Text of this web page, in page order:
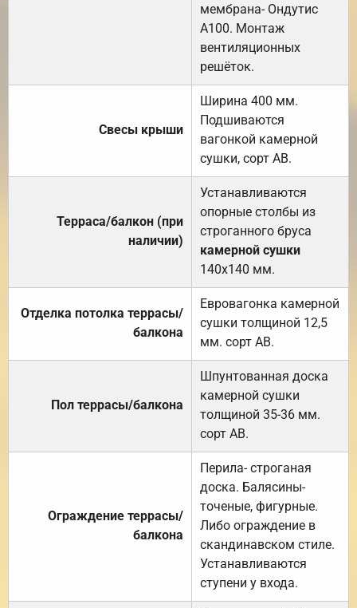
мембрана- Ондутис
А100. Монтаж
вентиляционных
решёток.
Свесы крыши
Ширина 400 мм.
Подшиваются
вагонкой камерной
сушки, сорт АВ.
Терраса/балкон (при
наличии)
Устанавливаются
опорные столбы из
строганного бруса
камерной сушки
140х140 мм.
Отделка потолка террасы/
балкона
Евровагонка камерной
сушки толщиной 12,5
мм. сорт АВ.
Пол террасы/балкона
Шпунтованная доска
камерной сушки
толщиной 35-36 мм.
сорт АВ.
Ограждение террасы/
балкона
Перила- строганая
доска. Балясины-
точеные, фигурные.
Либо ограждение в
скандинавском стиле.
Устанавливаются
ступени у входа.